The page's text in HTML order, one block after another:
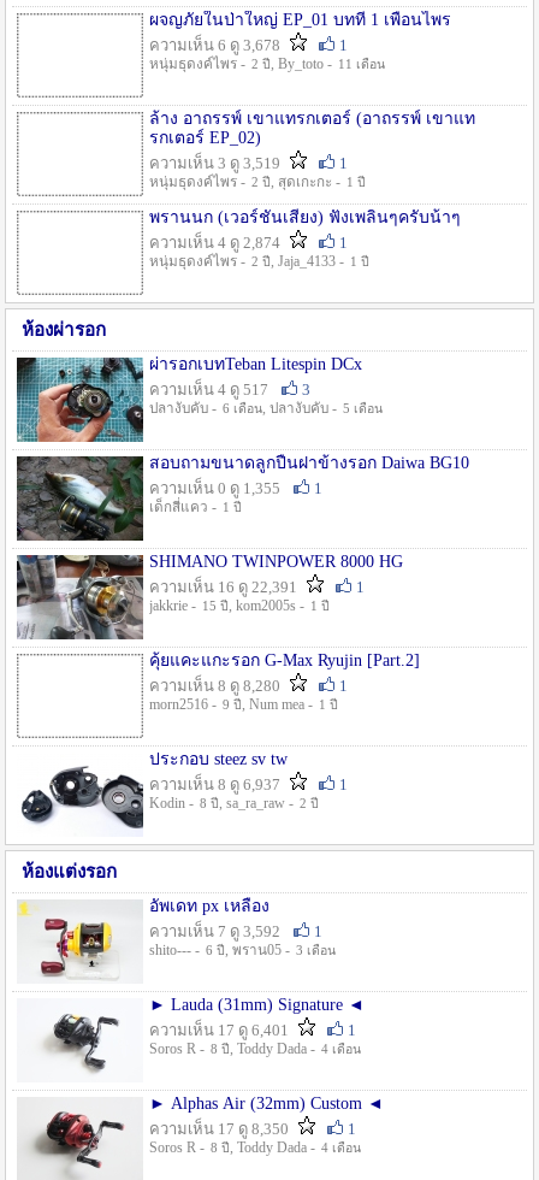
ผจญภัยในป่าใหญ่ EP_01 บทที่ 1 เพื่อนไพร
ความเห็น 6 ดู 3,678
1
หนุ่มธุดงค์ไพร - 2 ปี , By_toto - 11 เดือน
ล้าง อาถรรพ์ เขาแทรกเตอร์ (อาถรรพ์ เขาแท
รกเตอร์ EP_02)
ความเห็น 3 ดู 3,519
1
หนุ่มธุดงค์ไพร - 2 ปี , สุดเกะกะ - 1 ปี
พรานนก (เวอร์ชั่นเสียง) ฟังเพลินๆครับน้าๆ
ความเห็น 4 ดู 2,874
1
หนุ่มธุดงค์ไพร - 2 ปี , Jaja_4133 - 1 ปี
ห้องผ่ารอก
ผ่ารอกเบทTeban Litespin DCx
ความเห็น 4 ดู 517
3
ปลางับคับ - 6 เดือน, ปลางับคับ - 5 เดือน
สอบถามขนาดลูกปืนฝาข้างรอก Daiwa BG10
ความเห็น 0 ดู 1,355
1
เด็กสี่แคว - 1 ปี
SHIMANO TWINPOWER 8000 HG
ความเห็น 16 ดู 22,391
1
jakkrie - 15 ปี , kom2005s - 1 ปี
คุ้ยแคะแกะรอก G-Max Ryujin [Part.2]
ความเห็น 8 ดู 8,280
1
morn2516 - 9 ปี , Num mea - 1 ปี
ประกอบ steez sv tw
ความเห็น 8 ดู 6,937
1
Kodin - 8 ปี , sa_ra_raw - 2 ปี
ห้องแต่งรอก
อัพเดท px เหลือง
ความเห็น 7 ดู 3,592
1
shito--- - 6 ปี , พราน05 - 3 เดือน
► Lauda (31mm) Signature ◄
ความเห็น 17 ดู 6,401
1
Soros R - 8 ปี , Toddy Dada - 4 เดือน
► Alphas Air (32mm) Custom ◄
ความเห็น 17 ดู 8,350
1
Soros R - 8 ปี , Toddy Dada - 4 เดือน